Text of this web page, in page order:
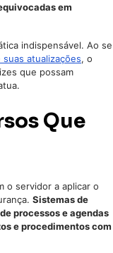
em
indispensável. Ao se
atualizações, o
que possam
Que
o servidor a aplicar o
Sistemas de
processos e agendas
e procedimentos com